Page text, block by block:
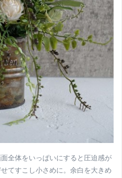
全体をいっぱいにすると圧迫感が
てすこし小さめに。余白を大きめ